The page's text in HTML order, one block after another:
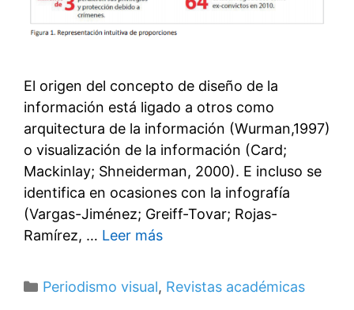
El origen del concepto de diseño de la
información está ligado a otros como
arquitectura de la información (Wurman,1997)
o visualización de la información (Card;
Mackinlay; Shneiderman, 2000). E incluso se
identifica en ocasiones con la infografía
(Vargas-Jiménez; Greiff-Tovar; Rojas-
Ramírez, … Leer más
Categorías
Periodismo visual, Revistas académicas